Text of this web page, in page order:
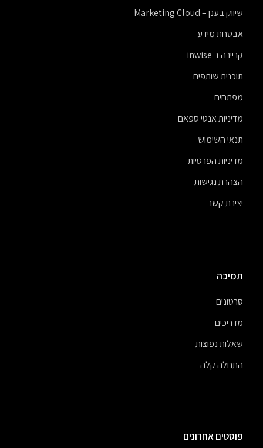
שיווק בענן – Marketing Cloud
אבטחת מידע
קריירה ב inwise
תוכנית שותפים
מפתחים
מדיניות אנטי ספאם
תנאי השימוש
מדיניות הפרטיות
הצהרת נגישות
יצירת קשר
תמיכה
סרטונים
מדריכים
שאלות נפוצות
התחלה קלה
פוסטים אחרונים